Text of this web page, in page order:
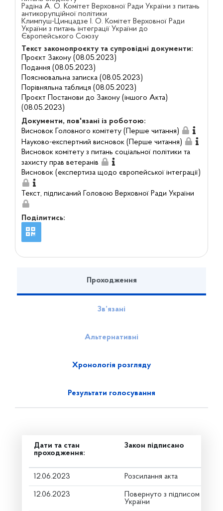
Радіна А. О. Комітет Верховної Ради України з питань
антикорупційної політики
Климпуш-Цинцадзе І. О. Комітет Верховної Ради
України з питань інтеграції України до
Європейського Союзу
Текст законопроєкту та супровідні документи:
Проєкт Закону (08.05.2023)
Подання (08.05.2023)
Пояснювальна записка (08.05.2023)
Порівняльна таблиця (08.05.2023)
Проєкт Постанови до Закону (іншого Акта)
(08.05.2023)
Документи, пов'язані із роботою:
Висновок Головного комітету (Перше читання)
Науково-експертний висновок (Перше читання)
Висновок комітету з питань соціальної політики та
захисту прав ветеранів
Висновок (експертиза щодо європейської інтеграції)
Текст, підписаний Головою Верховної Ради України
Поділитись:
Проходження
Зв’язані
Альтернативні
Хронологія розгляду
Результати голосування
Дати та стан
проходження:
Закон підписано
12.06.2023 Розсилання акта
12.06.2023
Повернуто з підписом від
України